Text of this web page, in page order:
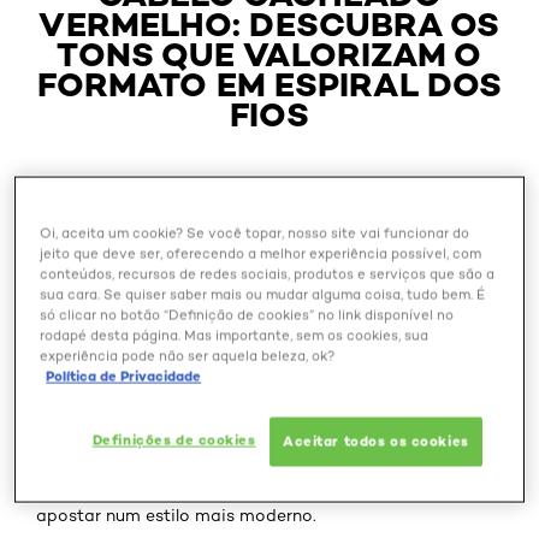
VERMELHO: DESCUBRA OS
TONS QUE VALORIZAM O
FORMATO EM ESPIRAL DOS
FIOS
O cabelo cacheado vermelho é uma opção muito
estilosa para quem quer valorizar os cachos e dar mais
apostar num estilo mais moderno.
Oi, aceita um cookie? Se você topar, nosso site vai funcionar do
jeito que deve ser, oferecendo a melhor experiência possível, com
conteúdos, recursos de redes sociais, produtos e serviços que são a
sua cara. Se quiser saber mais ou mudar alguma coisa, tudo bem. É
só clicar no botão “Definição de cookies” no link disponível no
rodapé desta página. Mas importante, sem os cookies, sua
experiência pode não ser aquela beleza, ok?
Política de Privacidade
Definições de cookies Aceitar todos os cookies